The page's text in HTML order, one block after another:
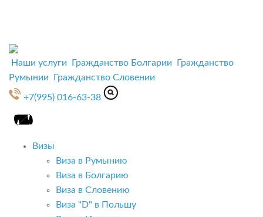
Наши услуги Гражданство Болгарии
Гражданство
Румынии
Гражданство Словении
+7(995) 016-63-38
Визы
Виза в Румынию
Виза в Болгарию
Виза в Словению
Виза "D" в Польшу